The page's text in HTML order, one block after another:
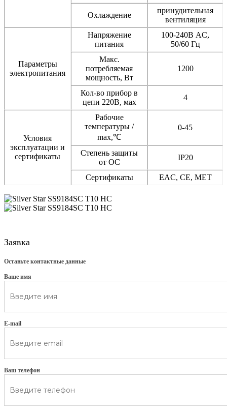
Охлаждение
принудительная
вентиляция
Параметры
электропитания
Напряжение
питания
100-240В AC,
50/60 Гц
Макс.
потребляемая
мощность, Вт
1200
Кол-во прибор в
цепи 220В, мах
4
Условия
эксплуатации и
сертификаты
Рабочие
температуры /
max,℃
0-45
Степень защиты
от ОС
IP20
Сертификаты EAC, CE, MET
Заявка
Оставьте контактные данные
Ваше имя
E-mail
Ваш телефон